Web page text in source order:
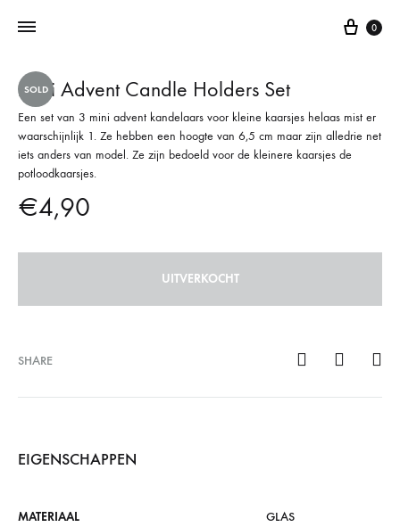
Addictedtovintage.nl
Dé
Online
Vintage
0
SOLD
Mini Advent Candle Holders Set
Een set van 3 mini advent kandelaars voor kleine kaarsjes helaas mist er
waarschijnlijk 1. Ze hebben een hoogte van 6,5 cm maar zijn alledrie net
iets anders van model. Ze zijn bedoeld voor de kleinere kaarsjes de
potloodkaarsjes.
€4,90
UITVERKOCHT
SHARE
EIGENSCHAPPEN
MATERIAAL GLAS